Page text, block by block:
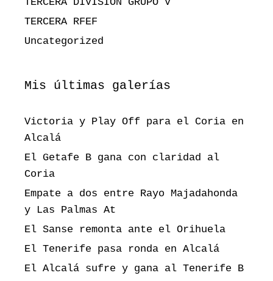
TERCERA RFEF
Uncategorized
Mis últimas galerías
Victoria y Play Off para el Coria en
Alcalá
El Getafe B gana con claridad al
Coria
Empate a dos entre Rayo Majadahonda
y Las Palmas At
El Sanse remonta ante el Orihuela
El Tenerife pasa ronda en Alcalá
El Alcalá sufre y gana al Tenerife B